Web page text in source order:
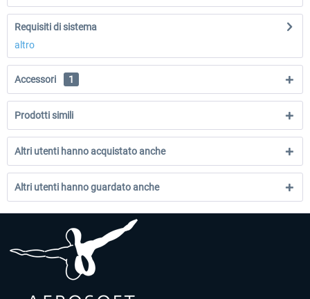
Requisiti di sistema
altro
Accessori 1
Prodotti simili
Altri utenti hanno acquistato anche
Altri utenti hanno guardato anche